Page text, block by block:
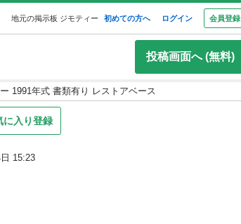
地元の掲示板 ジモティー 初めての方へ ログイン 会員登録
投稿画面へ (無料)
1991年式 書類有り レストアベース
に入り登録
15:23